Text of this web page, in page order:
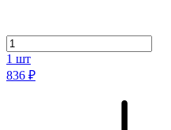
1 шт
836 ₽